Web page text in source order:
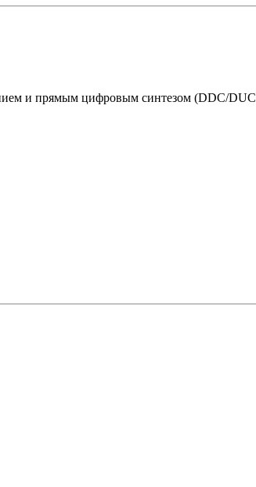
и прямым цифровым синтезом (DDC/